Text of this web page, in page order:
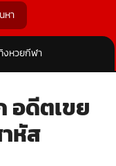
หา
งหวยกีฬา
อดีตเขย
หัส